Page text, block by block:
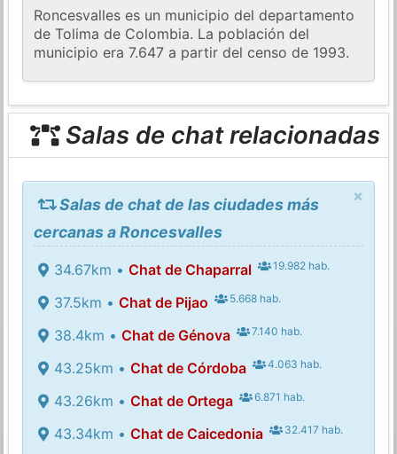
Roncesvalles es un municipio del departamento
de Tolima de Colombia. La población del
municipio era 7.647 a partir del censo de 1993.
Salas de chat relacionadas
×
Salas de chat de las ciudades más
cercanas a Roncesvalles
34.67km • Chat de Chaparral 19.982 hab.
37.5km • Chat de Pijao 5.668 hab.
38.4km • Chat de Génova 7.140 hab.
43.25km • Chat de Córdoba 4.063 hab.
43.26km • Chat de Ortega 6.871 hab.
43.34km • Chat de Caicedonia 32.417 hab.